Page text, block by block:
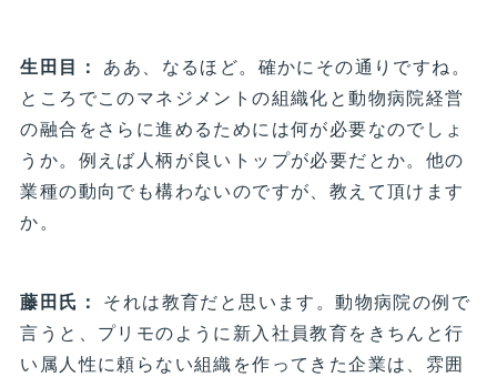
生田目： ああ、なるほど。確かにその通りですね。
ところでこのマネジメントの組織化と動物病院経営
の融合をさらに進めるためには何が必要なのでしょ
うか。例えば人柄が良いトップが必要だとか。他の
業種の動向でも構わないのですが、教えて頂けます
か。
藤田氏： それは教育だと思います。動物病院の例で
言うと、プリモのように新入社員教育をきちんと行
い属人性に頼らない組織を作ってきた企業は、雰囲